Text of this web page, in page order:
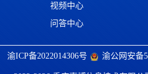
视频中心
问答中心
渝ICP备2022014306号 渝公网安备